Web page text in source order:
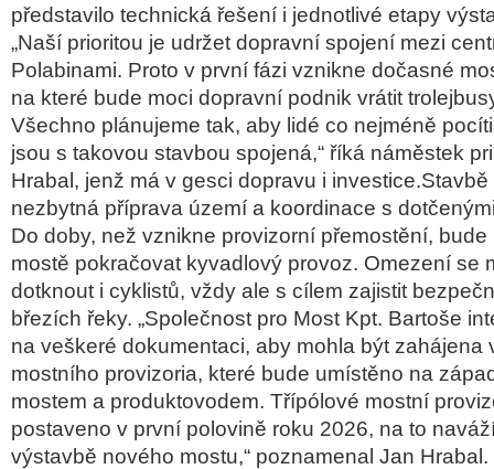
představilo technická řešení i jednotlivé etapy
„Naší prioritou je udržet dopravní spojení mezi
Polabinami. Proto v první fázi vznikne dočasné
na které bude moci dopravní podnik vrátit
Všechno plánujeme tak, aby lidé co nejméně
jsou s takovou stavbou spojená,“ říká náměstek
Hrabal, jenž má v gesci dopravu i
nezbytná příprava území a koordinace s
Do doby, než vznikne provizorní přemostění,
mostě pokračovat kyvadlový provoz. Omezení se
dotknout i cyklistů, vždy ale s cílem zajistit
březích řeky. „Společnost pro Most Kpt. Bartoše
na veškeré dokumentaci, aby mohla být zahájena
mostního provizoria, které bude umístěno na
mostem a produktovodem. Třípólové mostní
postaveno v první polovině roku 2026, na to
výstavbě nového mostu,“ poznamenal Jan